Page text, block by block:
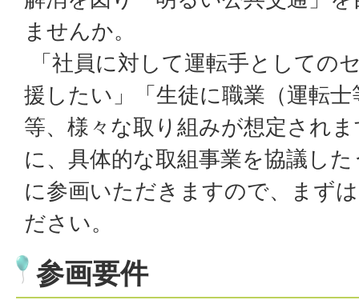
ませんか。
「社員に対して運転手としての
援したい」「生徒に職業（運転
等、様々な取り組みが想定され
に、具体的な取組事業を協議し
に参画いただきますので、まず
ださい。
参画要件